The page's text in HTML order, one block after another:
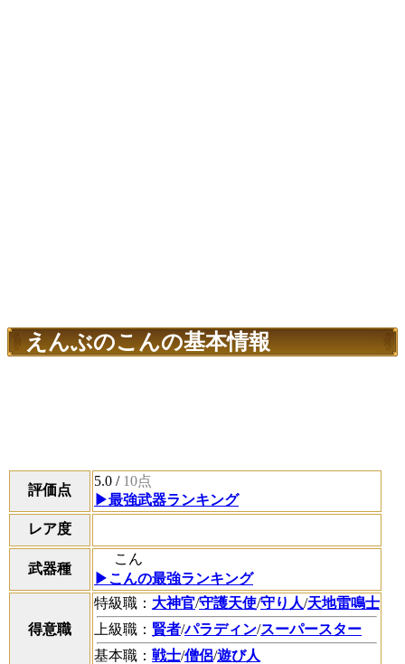
えんぶのこんの基本情報
評価点
5.0 / 10点
▶最強武器ランキング
レア度
武器種
こん
▶こんの最強ランキング
得意職
特級職： 大神官/守護天使/守り人/天地雷鳴士
上級職： 賢者/パラディン/スーパースター
基本職： 戦士/僧侶/遊び人